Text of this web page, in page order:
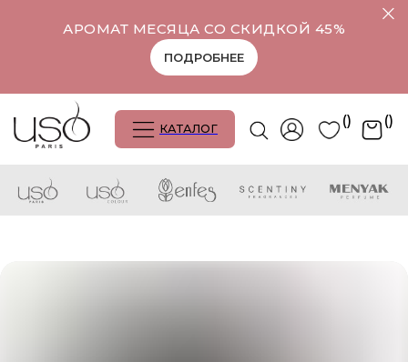
АРОМАТ МЕСЯЦА СО СКИДКОЙ 45%
ПОДРОБНЕЕ
КАТАЛОГ